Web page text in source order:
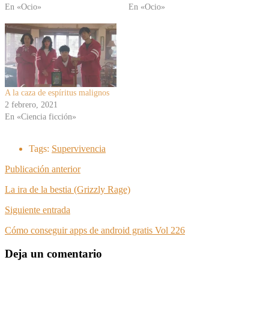
En «Ocio»
En «Ocio»
A la caza de espíritus malignos
2 febrero, 2021
En «Ciencia ficción»
Tags: Supervivencia
Publicación anterior
La ira de la bestia (Grizzly Rage)
Siguiente entrada
Cómo conseguir apps de android gratis Vol 226
Deja un comentario